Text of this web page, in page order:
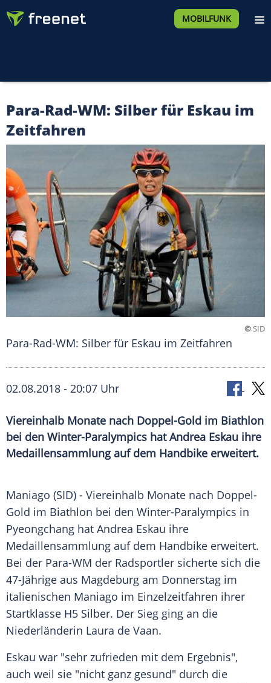
MOBILFUNK
Para-Rad-WM: Silber für Eskau im
Zeitfahren
©SID
Para-Rad-WM: Silber für Eskau im Zeitfahren
02.08.2018 - 20:07 Uhr
Viereinhalb Monate nach Doppel-Gold im Biathlon
bei den Winter-Paralympics hat Andrea Eskau ihre
Medaillensammlung auf dem Handbike erweitert.
Maniago (SID) - Viereinhalb Monate nach Doppel-
Gold im Biathlon bei den Winter-Paralympics in
Pyeongchang hat Andrea Eskau ihre
Medaillensammlung auf dem Handbike erweitert.
Bei der Para-WM der Radsportler sicherte sich die
47-Jährige aus Magdeburg am Donnerstag im
italienischen Maniago im Einzelzeitfahren ihrer
Startklasse H5 Silber. Der Sieg ging an die
Niederländerin Laura de Vaan.
Eskau war "sehr zufrieden mit dem Ergebnis",
auch weil sie "nicht ganz gesund" durch die